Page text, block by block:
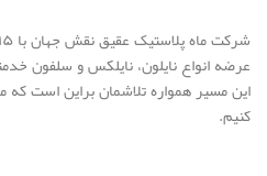
عرضه انواع نایلون، نایلکس و سلفون
این مسیر همواره تلاشمان براین است که
کنیم.